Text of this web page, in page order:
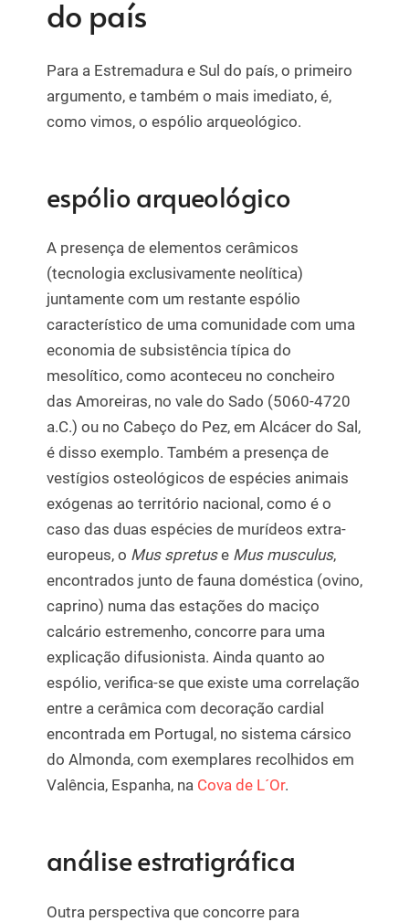
do país
Para a Estremadura e Sul do país, o primeiro
argumento, e também o mais imediato, é,
como vimos, o espólio arqueológico.
espólio arqueológico
A presença de elementos cerâmicos
(tecnologia exclusivamente neolítica)
juntamente com um restante espólio
característico de uma comunidade com uma
economia de subsistência típica do
mesolítico, como aconteceu no concheiro
das Amoreiras, no vale do Sado (5060-4720
a.C.) ou no Cabeço do Pez, em Alcácer do Sal,
é disso exemplo. Também a presença de
vestígios osteológicos de espécies animais
exógenas ao território nacional, como é o
caso das duas espécies de murídeos extra-
europeus, o Mus spretuse Mus musculus,
encontrados junto de fauna doméstica (ovino,
caprino) numa das estações do maciço
calcário estremenho, concorre para uma
explicação difusionista. Ainda quanto ao
espólio, verifica-se que existe uma correlação
entre a cerâmica com decoração cardial
encontrada em Portugal, no sistema cársico
do Almonda, com exemplares recolhidos em
Valência, Espanha, na Cova de L´Or.
análise estratigráfica
Outra perspectiva que concorre para